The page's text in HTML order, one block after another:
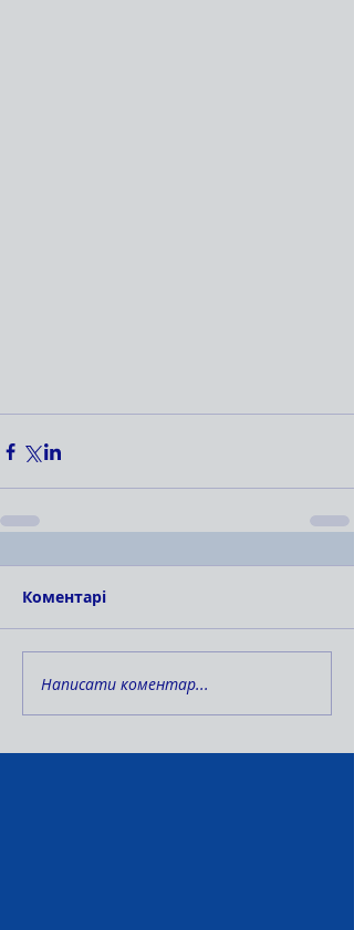
Коментарі
Написати коментар...